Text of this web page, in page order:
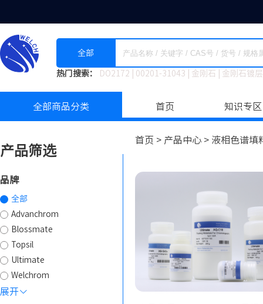
全部
热门搜索： DO2172 00201-31043 金刚石 金刚石镀
全部商品分类 首页 知识专区
首页 > 产品中心 > 液相色谱填
产品筛选
品牌
全部
Advanchrom
Blossmate
Topsil
Ultimate
Welchrom
展开